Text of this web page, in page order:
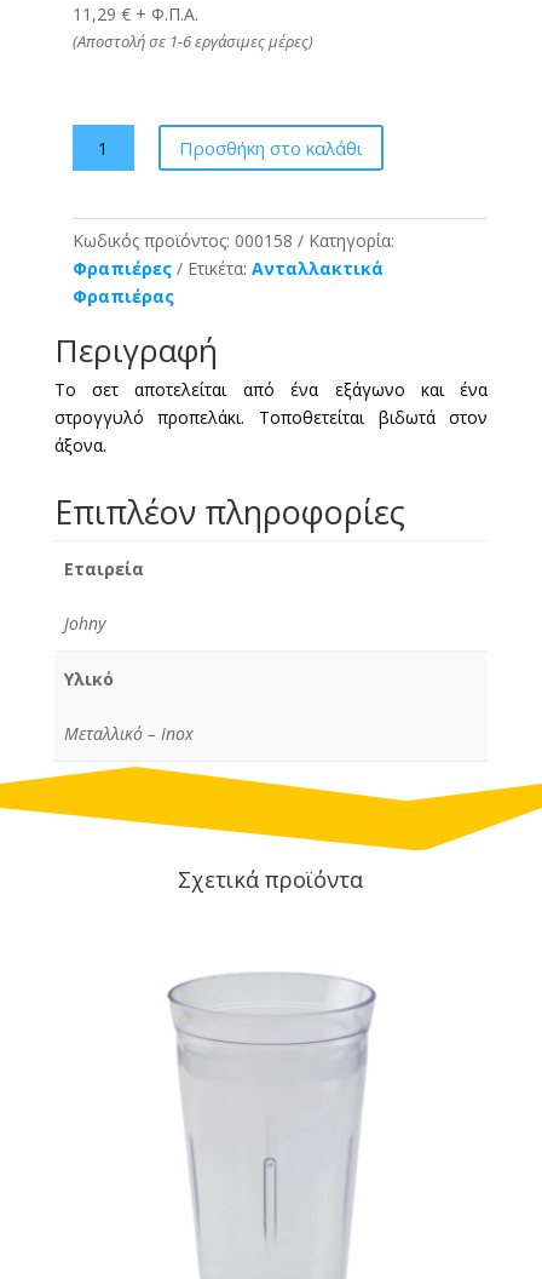
11,29 € + Φ.Π.Α.
(Αποστολή σε 1-6 εργάσιμες μέρες)
Προπελάκι
Σετ
Μεταλλικό
Johny
ποσότητα
Προσθήκη στο καλάθι
Κωδικός προϊόντος: 000158
Κατηγορία:
Φραπιέρες
Ετικέτα: Ανταλλακτικά
Φραπιέρας
Περιγραφή
Το σετ αποτελείται από ένα εξάγωνο και ένα
στρογγυλό προπελάκι. Τοποθετείται βιδωτά στον
άξονα.
Επιπλέον πληροφορίες
Εταιρεία
Johny
Υλικό
Μεταλλικό – Inox
Σχετικά προϊόντα